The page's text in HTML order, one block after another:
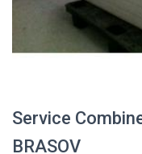
Service
BRASOV